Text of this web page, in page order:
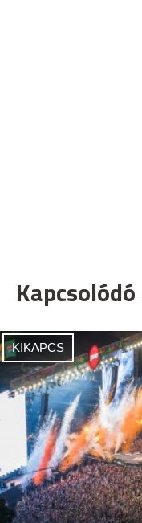
KIKAPCS